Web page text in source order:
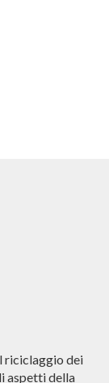
riciclaggio dei
aspetti della